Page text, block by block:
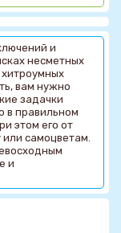
и
несметных
хитроумных
вам нужно
задачки
в правильном
этом его от
самоцветам.
и